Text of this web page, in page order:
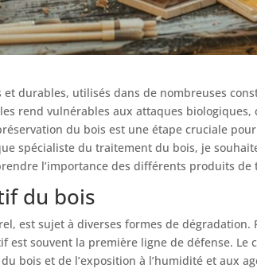
durables, utilisés dans de nombreuses
rend vulnérables aux attaques biologiques,
du bois est une étape cruciale
spécialiste du traitement du bois, je
l’importance des différents produits
du bois
est sujet à diverses formes de dégradation.
est souvent la première ligne de défense. Le
bois et de l’exposition à l’humidité et aux